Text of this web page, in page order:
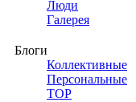
Люди
Галерея
Блоги
Коллективные
Персональные
TOP